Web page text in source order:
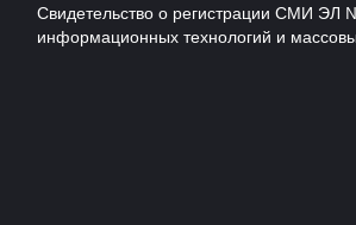
Свидетельство о регистрации СМИ ЭЛ
информационных технологий и